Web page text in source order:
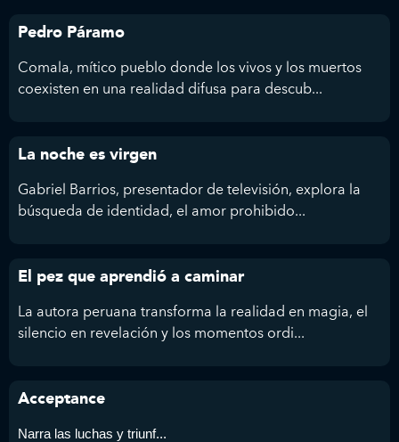
Pedro Páramo
Comala, mítico pueblo donde los vivos y los muertos
coexisten en una realidad difusa para descub...
La noche es virgen
Gabriel Barrios, presentador de televisión, explora la
búsqueda de identidad, el amor prohibido...
El pez que aprendió a caminar
La autora peruana transforma la realidad en magia, el
silencio en revelación y los momentos ordi...
Acceptance
Narra las luchas y triunf...